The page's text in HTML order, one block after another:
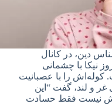
دین، در کانال
نیکا با چشمانی
کوله‌اش را با عصبانیت
غر و لند، گفت “این
نیست فقط حسادت